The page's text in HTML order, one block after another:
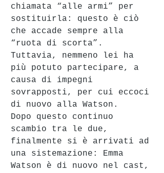
chiamata “alle armi” per
sostituirla: questo è ciò
che accade sempre alla
“ruota di scorta”.
Tuttavia, nemmeno lei ha
più potuto partecipare, a
causa di impegni
sovrapposti, per cui eccoci
di nuovo alla Watson.
Dopo questo continuo
scambio tra le due,
finalmente si è arrivati ad
una sistemazione: Emma
Watson è di nuovo nel cast,